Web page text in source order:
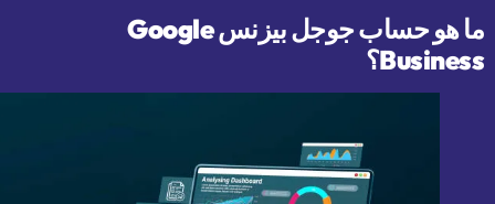
ما هو حساب جوجل بيزنس Google
Business؟